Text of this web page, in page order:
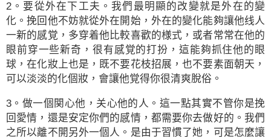
2。要從外在下工夫。我們最明顯的改變就是外在的變
化。挽回他不妨就從外在開始，外在的變化能夠讓他线人
一新的感覚，多穿着他比較喜歡的様式，或者常常在他的
眼前穿一些新奇，很有感覚的打扮，這能夠抓住他的眼
球，在化妝上也是，既不要花枝招展，也不要素面朝天，
可以淡淡的化個妝，會讓他覚得你很清爽脫俗。
3。做一個関心他，关心他的人。這一點其實不管你是挽
回愛情，還是安定你們的感情，都需要你去做好的。我們
之所以離不開另外一個人。是由于習慣了她，可是怎麼讓